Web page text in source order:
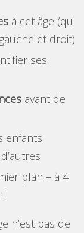
à cet âge (qui
et droit)
ses
avant de
enfants
plan – à 4
!
n’est pas de